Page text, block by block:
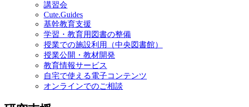
講習会
Cute.Guides
基幹教育支援
学習・教育用図書の整備
授業での施設利用（中央図書館）
授業公開・教材開発
教育情報サービス
自宅で使える電子コンテンツ
オンラインでのご相談